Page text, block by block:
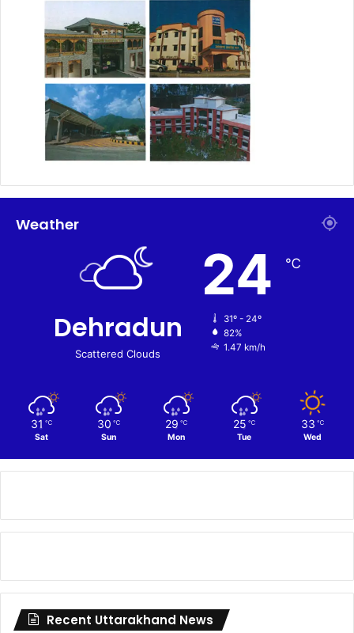
Weather
Dehradun
Scattered Clouds
24 ℃
31º - 24º
82%
1.47 km/h
31 ℃
Sat
30 ℃
Sun
29 ℃
Mon
25 ℃
Tue
33 ℃
Wed
Recent Uttarakhand News